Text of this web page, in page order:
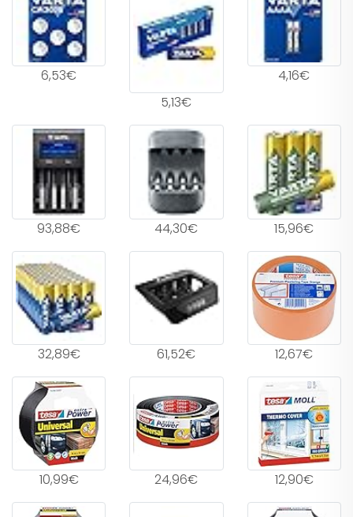
6,53€
5,13€
4,16€
93,88€ 44,30€ 15,96€
32,89€ 61,52€ 12,67€
10,99€ 24,96€ 12,90€